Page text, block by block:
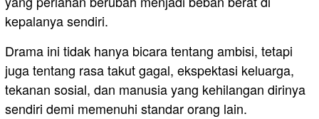
kepalanya sendiri.
Drama ini tidak hanya bicara tentang ambisi, tetapi
juga tentang rasa takut gagal, ekspektasi keluarga,
tekanan sosial, dan manusia yang kehilangan dirinya
sendiri demi memenuhi standar orang lain.